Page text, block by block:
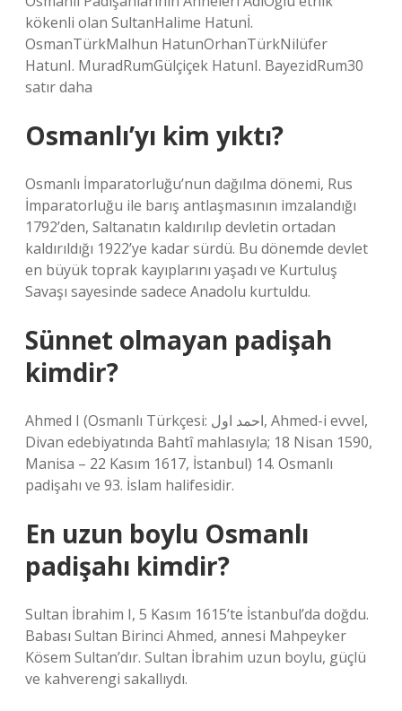
kökenli olan SultanHalime Hatunİ.
OsmanTürkMalhun HatunOrhanTürkNilüfer
HatunI. MuradRumGülçiçek HatunI. BayezidRum30
satır daha
Osmanlı’yı kim yıktı?
Osmanlı İmparatorluğu’nun dağılma dönemi, Rus
İmparatorluğu ile barış antlaşmasının imzalandığı
1792’den, Saltanatın kaldırılıp devletin ortadan
kaldırıldığı 1922’ye kadar sürdü. Bu dönemde devlet
en büyük toprak kayıplarını yaşadı ve Kurtuluş
Savaşı sayesinde sadece Anadolu kurtuldu.
Sünnet olmayan padişah
kimdir?
Ahmed I (Osmanlı Türkçesi: احمد اول, Ahmed-i evvel,
Divan edebiyatında Bahtî mahlasıyla; 18 Nisan 1590,
Manisa – 22 Kasım 1617, İstanbul) 14. Osmanlı
padişahı ve 93. İslam halifesidir.
En uzun boylu Osmanlı
padişahı kimdir?
Sultan İbrahim I, 5 Kasım 1615’te İstanbul’da doğdu.
Babası Sultan Birinci Ahmed, annesi Mahpeyker
Kösem Sultan’dır. Sultan İbrahim uzun boylu, güçlü
ve kahverengi sakallıydı.